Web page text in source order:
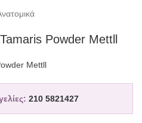
Powder Mettll
Mettll
210 5821427